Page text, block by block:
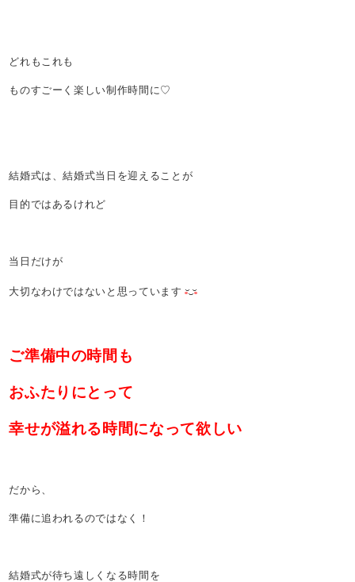
どれもこれも
ものすごーく楽しい制作時間に♡
結婚式は、結婚式当日を迎えることが
目的ではあるけれど
当日だけが
大切なわけではないと思っています
ご準備中の時間も
おふたりにとって
幸せが溢れる時間になって欲しい
だから、
準備に追われるのではなく！
結婚式が待ち遠しくなる時間を